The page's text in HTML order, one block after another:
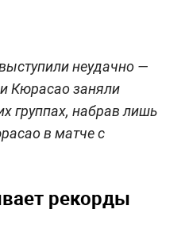
неудачно —
Кюрасао заняли
группах, набрав лишь
в матче с
рекорды